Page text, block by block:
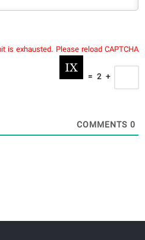
is exhausted. Please reload CAPTCHA.
+
2
=
0